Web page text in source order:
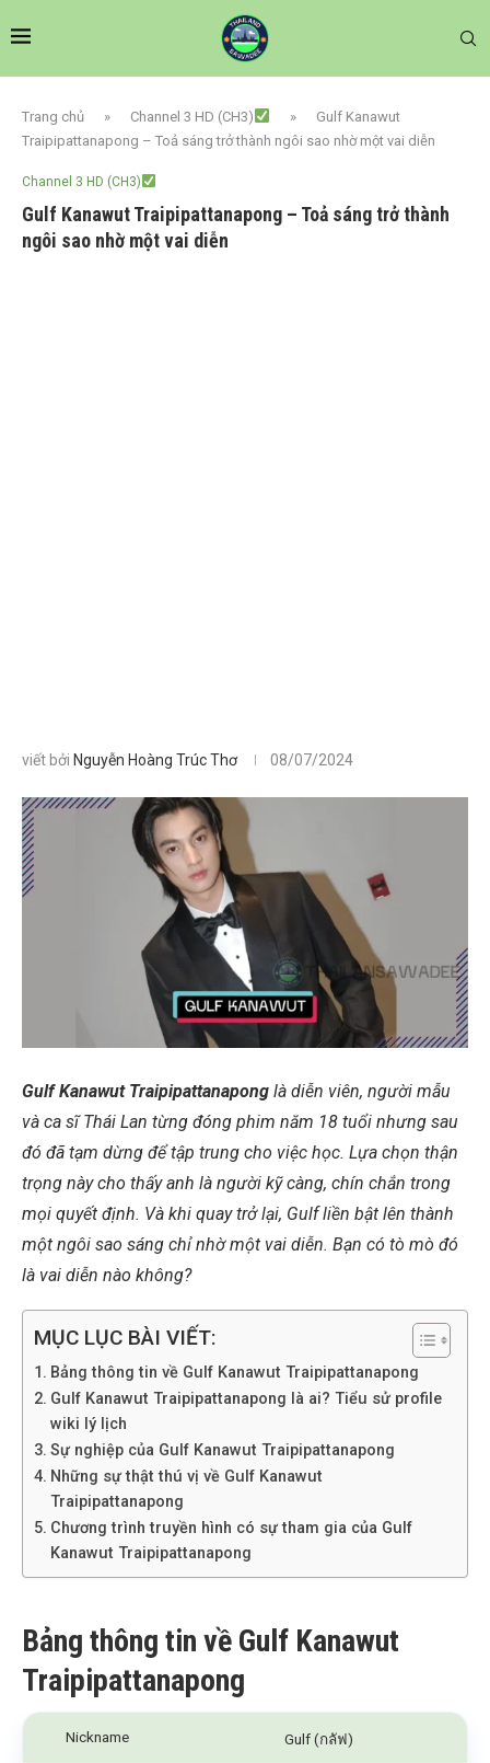
Trang chủ » Channel 3 HD (CH3) »
Gulf Kanawut
Traipipattanapong – Toả sáng trở thành ngôi sao nhờ một vai diễn
Channel 3 HD (CH3)
Gulf Kanawut Traipipattanapong – Toả sáng trở thành
ngôi sao nhờ một vai diễn
viết bởi Nguyễn Hoàng Trúc Thơ 08/07/2024
Gulf Kanawut Traipipattanapong là diễn viên, người mẫu
và ca sĩ Thái Lan từng đóng phim năm 18 tuổi nhưng sau
đó đã tạm dừng để tập trung cho việc học. Lựa chọn thận
trọng này cho thấy anh là người kỹ càng, chín chắn trong
mọi quyết định. Và khi quay trở lại, Gulf liền bật lên thành
một ngôi sao sáng chỉ nhờ một vai diễn. Bạn có tò mò đó
là vai diễn nào không?
MỤC LỤC BÀI VIẾT:
Bảng thông tin về Gulf Kanawut Traipipattanapong
Gulf Kanawut Traipipattanapong là ai? Tiểu sử profile
wiki lý lịch
Sự nghiệp của Gulf Kanawut Traipipattanapong
Những sự thật thú vị về Gulf Kanawut
Traipipattanapong
Chương trình truyền hình có sự tham gia của Gulf
Kanawut Traipipattanapong
Bảng thông tin về Gulf Kanawut
Traipipattanapong
Nickname Gulf (กลัฟ)